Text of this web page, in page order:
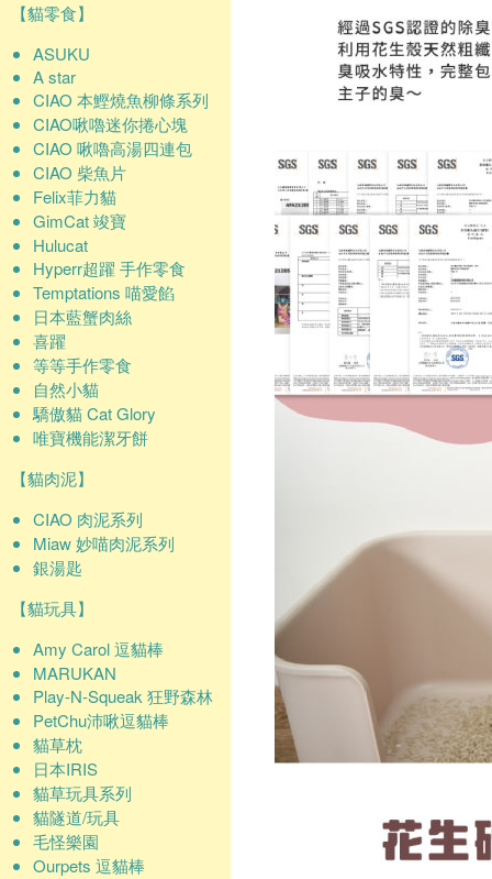
【貓零食】
ASUKU
A star
CIAO 本鰹燒魚柳條系列
CIAO啾嚕迷你捲心塊
CIAO 啾嚕高湯四連包
CIAO 柴魚片
Felix菲力貓
GimCat 竣寶
Hulucat
Hyperr超躍 手作零食
Temptations 喵愛餡
日本藍蟹肉絲
喜躍
等等手作零食
自然小貓
驕傲貓 Cat Glory
唯寶機能潔牙餅
【貓肉泥】
CIAO 肉泥系列
Miaw 妙喵肉泥系列
銀湯匙
【貓玩具】
Amy Carol 逗貓棒
MARUKAN
Play-N-Squeak 狂野森林
PetChu沛啾逗貓棒
貓草枕
日本IRIS
貓草玩具系列
貓隧道/玩具
毛怪樂園
Ourpets 逗貓棒